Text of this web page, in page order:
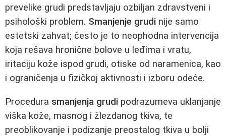
prevelike grudi predstavljaju ozbiljan zdravstveni i
psihološki problem. Smanjenje grudi nije samo
estetski zahvat; često je to neophodna intervencija
koja rešava hronične bolove u leđima i vratu,
iritaciju kože ispod grudi, otiske od naramenica, kao
i ograničenja u fizičkoj aktivnosti i izboru odeće.
Procedura smanjenja grudi podrazumeva uklanjanje
viška kože, masnog i žlezdanog tkiva, te
preoblikovanje i podizanje preostalog tkiva u bolji